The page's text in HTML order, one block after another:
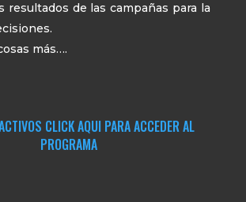
resultados de las campañas para la
más….
CLICK AQUI PARA ACCEDER AL
PROGRAMA